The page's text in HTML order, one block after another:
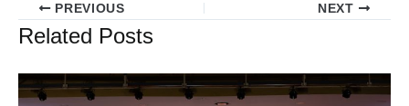
PREVIOUS NEXT
Related Posts